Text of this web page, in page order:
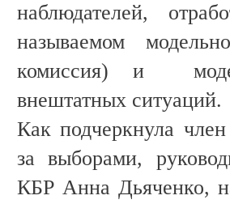
наблюдателей,
называемом
комиссия) и
внештатных ситуаций.
Как подчеркнула
за выборами,
КБР Анна Дьяченко,